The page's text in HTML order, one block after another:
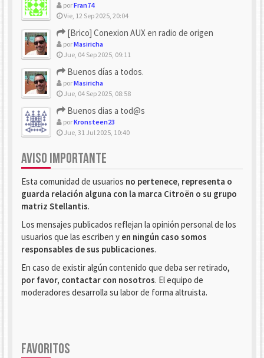
porFran74
Vie, 12 Sep 2025, 20:04
[Brico] Conexion AUX en radio de origen
porMasiricha
Jue, 04 Sep 2025, 09:11
Buenos días a todos.
porMasiricha
Jue, 04 Sep 2025, 08:58
Buenos dias a tod@s
porKronsteen23
Jue, 31 Jul 2025, 10:40
AVISO IMPORTANTE
Esta comunidad de usuarios no pertenece, representa o
guarda relación alguna con la marca Citroën o su grupo
matriz Stellantis.
Los mensajes publicados reflejan la opinión personal de los
usuarios que las escriben y en ningún caso somos
responsables de sus publicaciones.
En caso de existir algún contenido que deba ser retirado,
por favor, contactar con nosotros. El equipo de
moderadores desarrolla su labor de forma altruista.
FAVORITOS